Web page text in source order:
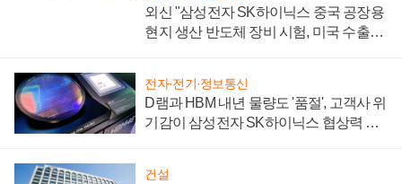
외신 "삼성전자 SK하이닉스 중국 공장용
현지 생산 반도체 장비 시험, 미국 수출통
전자·전기·정보통신
D램과 HBM 내년 물량도 '품절', 고객사 위
기감이 삼성전자 SK하이닉스 협상력 더
건설